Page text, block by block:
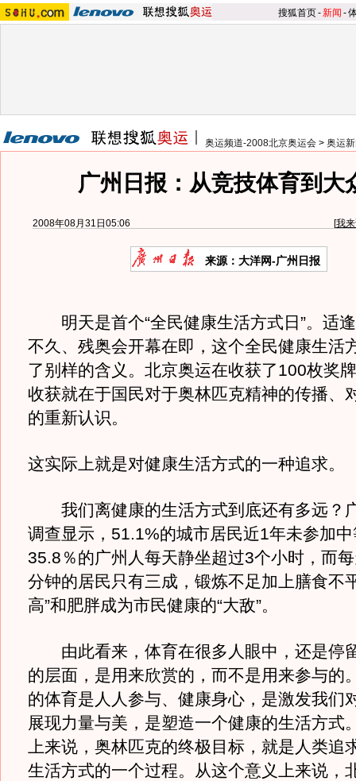
搜狐首页-新闻 -
奥运频道-2008北京奥运会 > 奥运
广州日报：从竞技体育到大
2008年08月31日05:06 [我
来源：大洋网-广州日报
明天是首个“全民健康生活方式日”。适
不久、残奥会开幕在即，这个全民健康生活
了别样的含义。北京奥运在收获了100枚奖
收获就在于国民对于奥林匹克精神的传播、
的重新认识。
这实际上就是对健康生活方式的一种追求。
我们离健康的生活方式到底还有多远？
调查显示，51.1%的城市居民近1年未参加
35.8％的广州人每天静坐超过3个小时，而
分钟的居民只有三成，锻炼不足加上膳食不
高”和肥胖成为市民健康的“大敌”。
由此看来，体育在很多人眼中，还是停
的层面，是用来欣赏的，而不是用来参与的
的体育是人人参与、健康身心，是激发我们
展现力量与美，是塑造一个健康的生活方式
上来说，奥林匹克的终极目标，就是人类追
生活方式的一个过程。从这个意义上来说，